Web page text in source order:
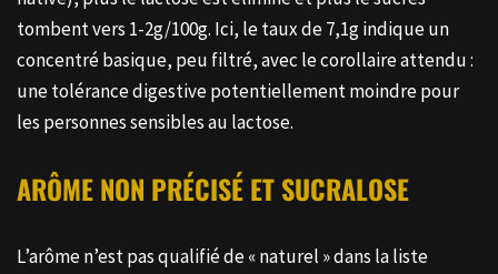
tombent vers 1-2g/100g. Ici, le taux de 7,1g indique un
concentré basique, peu filtré, avec le corollaire attendu :
une tolérance digestive potentiellement moindre pour
les personnes sensibles au lactose.
ARÔME NON PRÉCISÉ ET SUCRALOSE
L’arôme n’est pas qualifié de « naturel » dans la liste